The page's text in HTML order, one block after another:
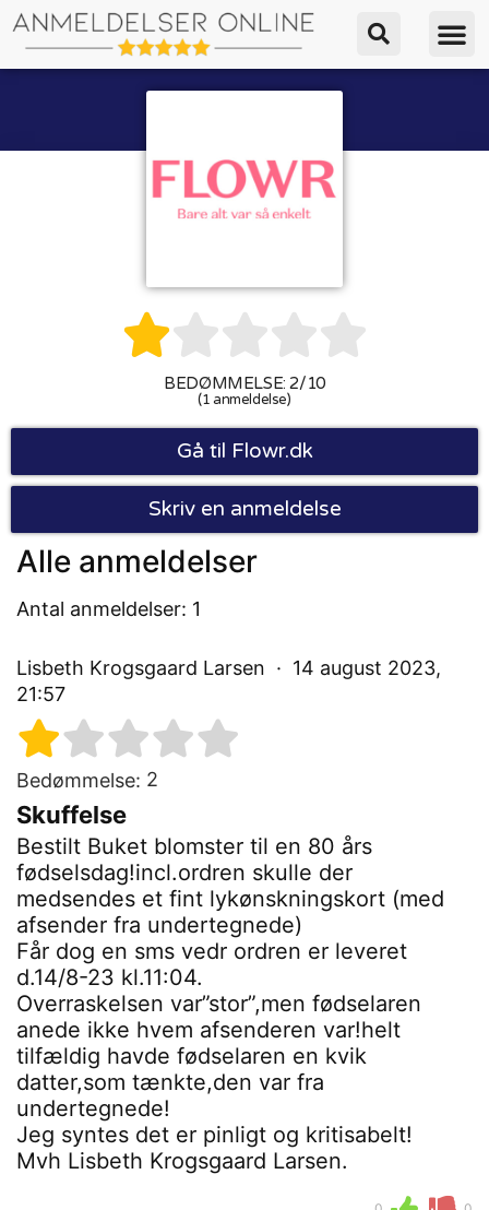

BEDØMMELSE: 2/10
(1 anmeldelse)
Gå til Flowr.dk
Skriv en anmeldelse
Alle anmeldelser
Antal anmeldelser: 1
Lisbeth Krogsgaard Larsen
14 august 2023,
21:57
Bedømmelse: 2
Skuffelse
Bestilt Buket blomster til en 80 års
fødselsdag!incl.ordren skulle der
medsendes et fint lykønskningskort (med
afsender fra undertegnede)
Får dog en sms vedr ordren er leveret
d.14/8-23 kl.11:04.
Overraskelsen var”stor”,men fødselaren
anede ikke hvem afsenderen var!helt
tilfældig havde fødselaren en kvik
datter,som tænkte,den var fra
undertegnede!
Jeg syntes det er pinligt og kritisabelt!
Mvh Lisbeth Krogsgaard Larsen.